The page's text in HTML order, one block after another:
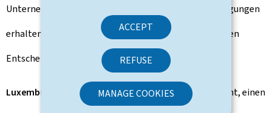
ACCEPT
REFUSE
MANAGE COOKIES
Unternehmen natürlich die entsprechenden Genehmigungen
erhalten. In diesem Moment müssen dann die jeweiligen
Entscheidungen getroffen werden.
Luxemburger Wort:
Die letzte Regierung hatte geplant, einen